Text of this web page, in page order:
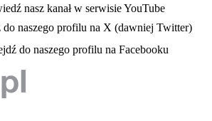
otwiera się w nowej karcie
nasz kanał w serwisie YouTube
nowej karcie
do naszego profilu na X (dawniej Twitter)
- otwiera się w nowej karcie
do naszego profilu na Facebooku